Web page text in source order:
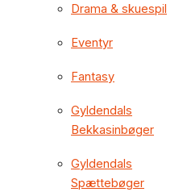
Drama & skuespil
Eventyr
Fantasy
Gyldendals
Bekkasinbøger
Gyldendals
Spættebøger